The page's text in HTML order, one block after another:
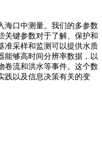
海口中测量。我们的多参数
关键参数对于了解、保护和
准采样和监测可以提供水质
能够高时间分辨率数据，以
卷流和洪水等事件。这个数
践以及信息决策有关的变